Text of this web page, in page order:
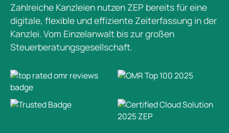
Zahlreiche Kanzleien nutzen ZEP bereits für eine
digitale, flexible und effiziente Zeiterfassung in der
Kanzlei. Vom Einzelanwalt bis zur großen
Steuerberatungsgesellschaft.